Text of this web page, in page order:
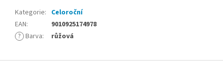
Kategorie: Celoroční
EAN:
9010925174978
? Barva: růžová